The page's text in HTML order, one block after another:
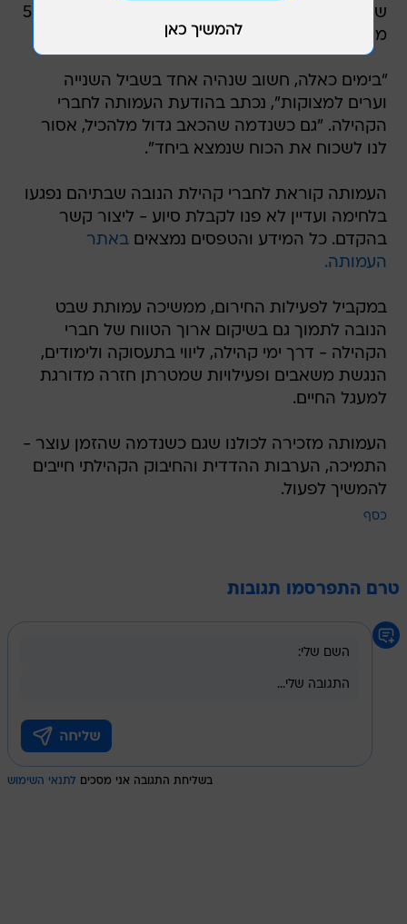
ששימשו מרחב בטוח לשיחה, הכלה וחיזוק. מעל 500
משתתפים לקחו חלק במפגשים.
"בימים כאלה, חשוב שנהיה אחד בשביל השנייה
וערים למצוקות", נכתב בהודעת העמותה לחברי
הקהילה. "גם כשנדמה שהכאב גדול מלהכיל, אסור
לנו לשכוח את הכוח שנמצא ביחד".
העמותה קוראת לחברי קהילת הנובה שבתיהם נפגעו
בלחימה ועדיין לא פנו לקבלת סיוע - ליצור קשר
בהקדם. כל המידע והטפסים נמצאיםבאתר
העמותה.
במקביל לפעילות החירום, ממשיכה עמותת שבט
הנובה לתמוך גם בשיקום ארוך הטווח של חברי
הקהילה - דרך ימי קהילה, ליווי בתעסוקה ולימודים,
הנגשת משאבים ופעילויות שמטרתן חזרה מדורגת
למעגל החיים.
העמותה מזכירה לכולנו שגם כשנדמה שהזמן עוצר -
התמיכה, הערבות ההדדית והחיבוק הקהילתי חייבים
להמשיך לפעול.
כסף
טרם התפרסמו תגובות
בשליחת התגובה אני מסכים לתנאי השימוש